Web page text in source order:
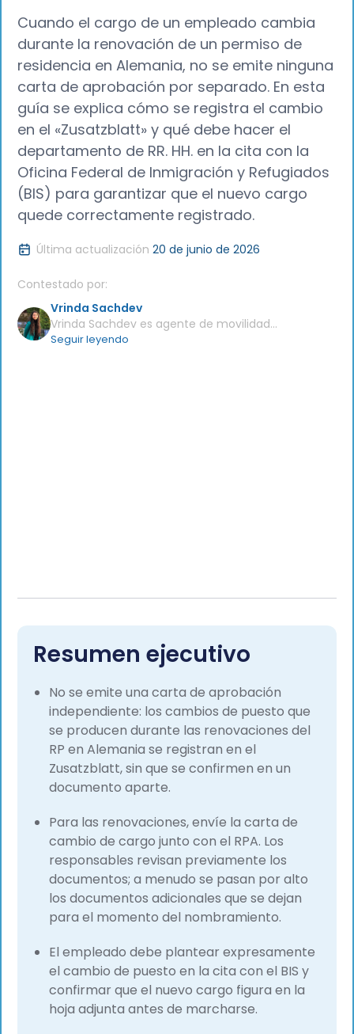
Cuando el cargo de un empleado cambia
durante la renovación de un permiso de
residencia en Alemania, no se emite ninguna
carta de aprobación por separado. En esta
guía se explica cómo se registra el cambio
en el «Zusatzblatt» y qué debe hacer el
departamento de RR. HH. en la cita con la
Oficina Federal de Inmigración y Refugiados
(BIS) para garantizar que el nuevo cargo
quede correctamente registrado.
Última actualización 20 de junio de 2026
Contestado por:
Vrinda Sachdev
Vrinda Sachdev es agente de movilidad
global en Jobbatical desde agosto de 2023 y
trasladan a Berlín y a otras ciudades
alemanas. Ha recibido muy buenos
comentarios directos de los clientes,
incluido un testimonio público en LinkedIn de
un empleado de Trade Republic al que
ayudó a trasladarse a Alemania.
Seguir leyendo
Resumen ejecutivo
No se emite una carta de aprobación
independiente: los cambios de puesto que
se producen durante las renovaciones del
RP en Alemania se registran en el
Zusatzblatt, sin que se confirmen en un
documento aparte.
Para las renovaciones, envíe la carta de
cambio de cargo junto con el RPA. Los
responsables revisan previamente los
documentos; a menudo se pasan por alto
los documentos adicionales que se dejan
para el momento del nombramiento.
El empleado debe plantear expresamente
el cambio de puesto en la cita con el BIS y
confirmar que el nuevo cargo figura en la
hoja adjunta antes de marcharse.